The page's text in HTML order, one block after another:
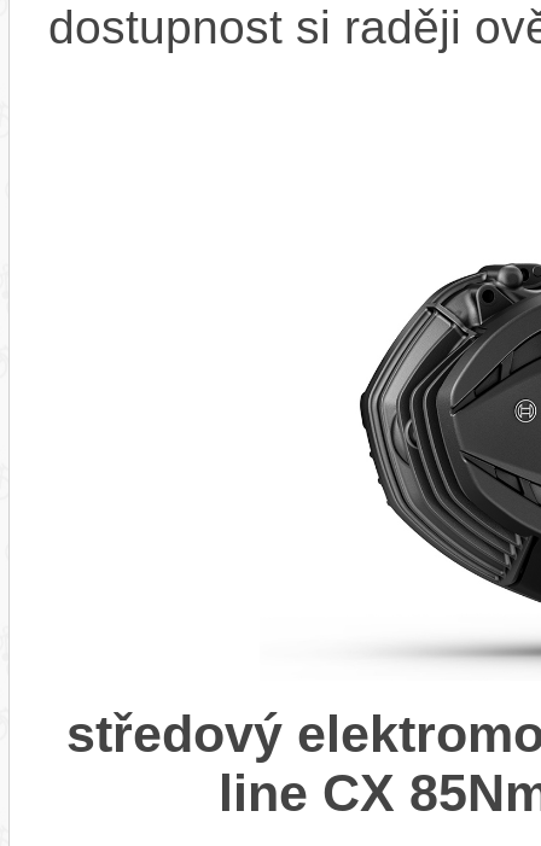
dostupnost si raději
středový
line CX